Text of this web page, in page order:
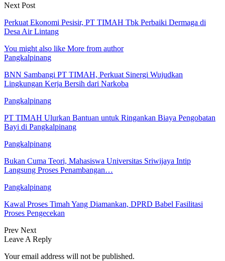
Next Post
Perkuat Ekonomi Pesisir, PT TIMAH Tbk Perbaiki Dermaga di
Desa Air Lintang
You might also like More from author
Pangkalpinang
BNN Sambangi PT TIMAH, Perkuat Sinergi Wujudkan
Lingkungan Kerja Bersih dari Narkoba
Pangkalpinang
PT TIMAH Ulurkan Bantuan untuk Ringankan Biaya Pengobatan
Bayi di Pangkalpinang
Pangkalpinang
Bukan Cuma Teori, Mahasiswa Universitas Sriwijaya Intip
Langsung Proses Penambangan…
Pangkalpinang
Kawal Proses Timah Yang Diamankan, DPRD Babel Fasilitasi
Proses Pengecekan
Prev Next
Leave A Reply
Your email address will not be published.